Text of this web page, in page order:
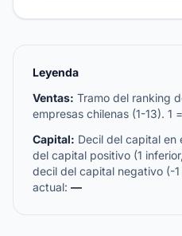
Leyenda
Ventas: Tramo del ranking
empresas chilenas (1-13). 1
Capital: Decil del capital en
del capital positivo (1
decil del capital negativo (-
actual: —